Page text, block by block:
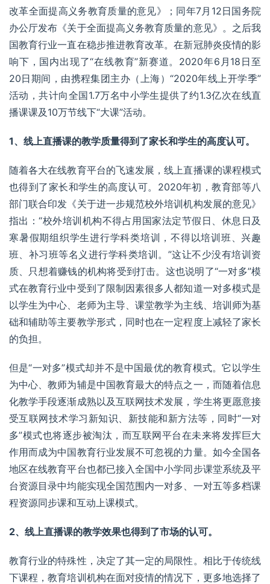
改革全面提高义务教育质量的意见》；同年7月12日国务院
办公厅发布《关于全面提高义务教育质量的意见》。之后我
国教育行业一直在稳步推进教育改革。在新冠肺炎疫情的影
响下，国内出现了“在线教育”新赛道。2020年6月18日至
20日期间，由携程集团主办（上海）“2020年线上开学季”
活动，共计向全国1.7万名中小学生提供了约1.3亿次在线直
播课课及10万节线下“大课”活动。
1、线上直播课的教学质量得到了家长和学生的高度认可。
随着各大在线教育平台的飞速发展，线上直播课的课程模式
也得到了家长和学生的高度认可。2020年初，教育部等八
部门联合印发《关于进一步规范校外培训机构发展的意见》
指出：“校外培训机构不得占用国家法定节假日、休息日及
寒暑假期组织学生进行学科类培训，不得以培训班、兴趣
班、补习班等名义进行学科类培训。”这让不少没有培训资
质、只想着赚钱的机构将受到打击。这也说明了“一对多”模
式在教育行业中受到了限制因素很多人都知道一对多模式是
以学生为中心、老师为主导、课堂教学为主线、培训师为基
础和辅助等主要教学形式，同时也在一定程度上减轻了家长
的负担。
但是“一对多”模式却并不是中国最优的教育模式。它以学生
为中心、教师为辅是中国教育最大的特点之一，而随着信息
化教学手段逐渐成熟以及互联网技术发展，学生将更愿意接
受互联网技术学习新知识、新技能和新方法等，同时“一对
多”模式也将逐步被淘汰，而互联网平台在未来将发挥巨大
作用而成为中国教育行业发展不可忽视的力量。如今全国各
地区在线教育平台也都已接入全国中小学同步课堂系统及平
台资源目录中均能实现全国范围内一对多、一对五等多档课
程资源同步课和互动上课模式。
2、线上直播课的教学效果也得到了市场的认可。
教育行业的特殊性，决定了其一定的局限性。相比于传统线
下课程，教育培训机构在面对疫情的情况下，更多地选择了